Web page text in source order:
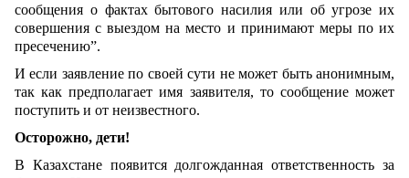
сообщения о фактах бытового насилия или об угрозе их
совершения с выездом на место и принимают меры по их
пресечению”.
И если заявление по своей сути не может быть анонимным,
так как предполагает имя заявителя, то сообщение может
поступить и от неизвестного.
Осторожно, дети!
В Казахстане появится долгожданная ответственность за